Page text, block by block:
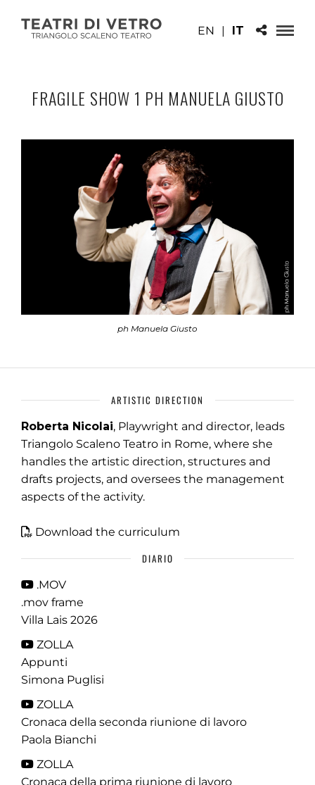
EN | IT
FRAGILE SHOW 1 PH MANUELA GIUSTO
ph Manuela Giusto
ARTISTIC DIRECTION
Roberta Nicolai, Playwright and director, leads
Triangolo Scaleno Teatro in Rome, where she
handles the artistic direction, structures and
drafts projects, and oversees the management
aspects of the activity.
Download the curriculum
DIARIO
.MOV
.mov frame
Villa Lais 2026
ZOLLA
Appunti
Simona Puglisi
ZOLLA
Cronaca della seconda riunione di lavoro
Paola Bianchi
ZOLLA
Cronaca della prima riunione di lavoro